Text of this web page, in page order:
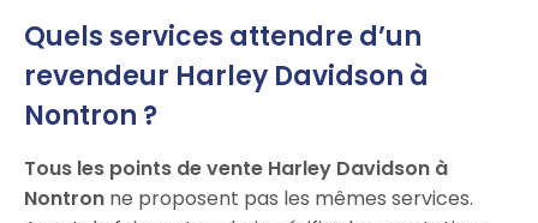
Quels services attendre d’un
revendeur Harley Davidson à
Nontron ?
Tous les points de vente Harley Davidson à
Nontron ne proposent pas les mêmes services.